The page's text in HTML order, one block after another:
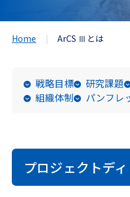
Home ArCS Ⅲとは
戦略目標 研究課題
組織体制
パンフレ
プロジェクトデ